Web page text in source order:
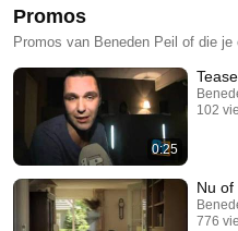
Promos
Promos van Beneden Peil of die
0:25
102
Nu of
776